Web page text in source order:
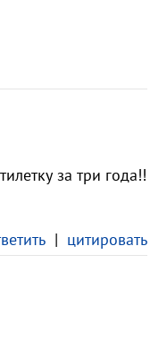
за три года!!
| цитировать